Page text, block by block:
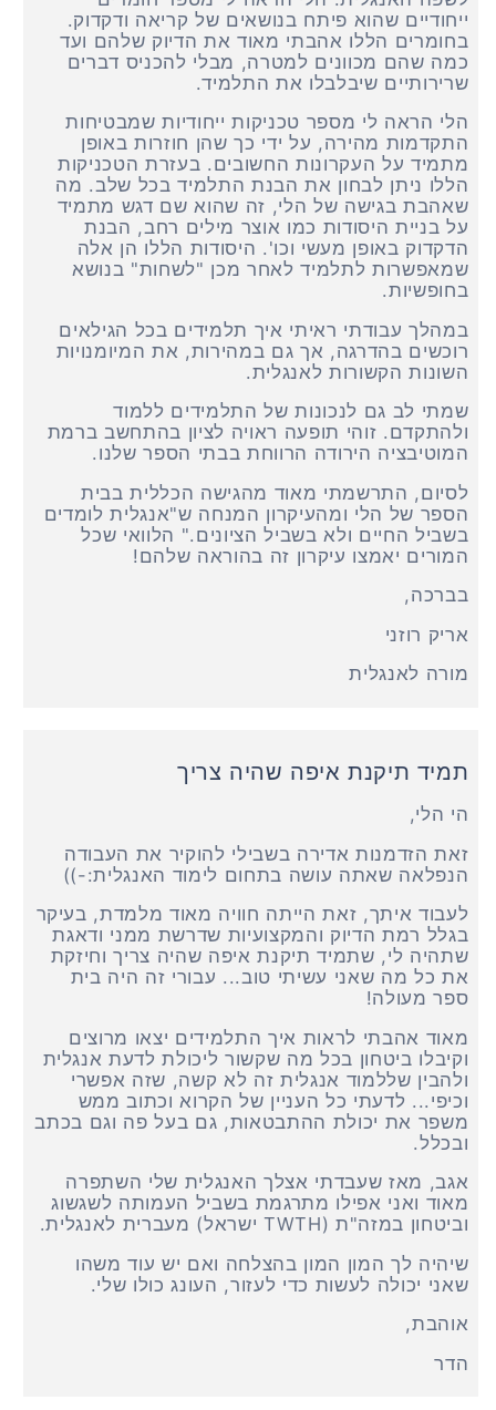
ייחודיים שהוא פיתח בנושאים של קריאה ודקדוק.
בחומרים הללו אהבתי מאוד את הדיוק שלהם ועד
כמה שהם מכוונים למטרה, מבלי להכניס דברים
שרירותיים שיבלבלו את התלמיד.
הלי הראה לי מספר טכניקות ייחודיות שמבטיחות
התקדמות מהירה, על ידי כך שהן חוזרות באופן
מתמיד על העקרונות החשובים. בעזרת הטכניקות
הללו ניתן לבחון את הבנת התלמיד בכל שלב. מה
שאהבת בגישה של הלי, זה שהוא שם דגש מתמיד
על בניית היסודות כמו אוצר מילים רחב, הבנת
הדקדוק באופן מעשי וכו'. היסודות הללו הן אלה
שמאפשרות לתלמיד לאחר מכן "לשחות" בנושא
בחופשיות.
במהלך עבודתי ראיתי איך תלמידים בכל הגילאים
רוכשים בהדרגה, אך גם במהירות, את המיומנויות
השונות הקשורות לאנגלית.
שמתי לב גם לנכונות של התלמידים ללמוד
ולהתקדם. זוהי תופעה ראויה לציון בהתחשב ברמת
המוטיבציה הירודה הרווחת בבתי הספר שלנו.
לסיום, התרשמתי מאוד מהגישה הכללית בבית
הספר של הלי ומהעיקרון המנחה ש"אנגלית לומדים
בשביל החיים ולא בשביל הציונים." הלוואי שכל
המורים יאמצו עיקרון זה בהוראה שלהם!
בברכה,
אריק רוזני
מורה לאנגלית
תמיד תיקנת איפה שהיה צריך
הי הלי,
זאת הזדמנות אדירה בשבילי להוקיר את העבודה
הנפלאה שאתה עושה בתחום לימוד האנגלית:-))
לעבוד איתך, זאת הייתה חוויה מאוד מלמדת, בעיקר
בגלל רמת הדיוק והמקצועיות שדרשת ממני ודאגת
שתהיה לי, שתמיד תיקנת איפה שהיה צריך וחיזקת
את כל מה שאני עשיתי טוב... עבורי זה היה בית
ספר מעולה!
מאוד אהבתי לראות איך התלמידים יצאו מרוצים
וקיבלו ביטחון בכל מה שקשור ליכולת לדעת אנגלית
ולהבין שללמוד אנגלית זה לא קשה, שזה אפשרי
וכיפי... לדעתי כל העניין של הקרוא וכתוב ממש
משפר את יכולת ההתבטאות, גם בעל פה וגם בכתב
ובכלל.
אגב, מאז שעבדתי אצלך האנגלית שלי השתפרה
מאוד ואני אפילו מתרגמת בשביל העמותה לשגשוג
וביטחון במזה"ת (TWTH ישראל) מעברית לאנגלית.
שיהיה לך המון המון בהצלחה ואם יש עוד משהו
שאני יכולה לעשות כדי לעזור, העונג כולו שלי.
אוהבת,
הדר